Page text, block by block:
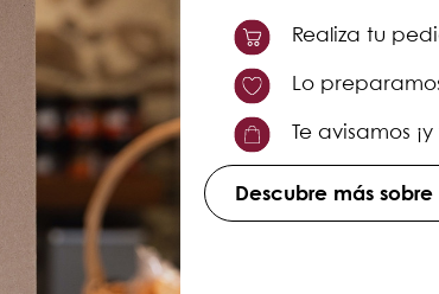
Realiza tu
Lo
Te avisamos
Descubre más sobre